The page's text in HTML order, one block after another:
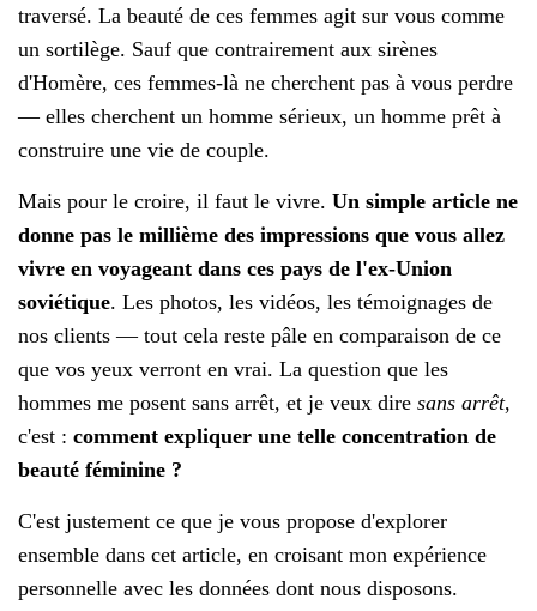
traversé. La beauté de ces femmes agit sur vous comme
un sortilège. Sauf que contrairement aux sirènes
d'Homère, ces femmes-là ne cherchent pas à vous perdre
— elles cherchent un homme sérieux, un homme prêt à
construire une vie de couple.
Mais pour le croire, il faut le vivre. Un simple article ne
donne pas le millième des impressions que vous allez
vivre en voyageant dans ces pays de l'ex-Union
soviétique. Les photos, les vidéos, les témoignages de
nos clients — tout cela reste pâle en comparaison de ce
que vos yeux verront en vrai. La question que les
hommes me posent sans arrêt, et je veux dire sans arrêt,
c'est : comment expliquer une telle concentration de
beauté féminine ?
C'est justement ce que je vous propose d'explorer
ensemble dans cet article, en croisant mon expérience
personnelle avec les données dont nous disposons.